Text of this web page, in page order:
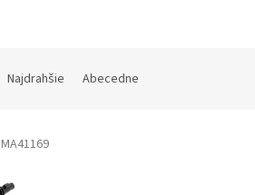
Najdrahšie Abecedne
MA41169